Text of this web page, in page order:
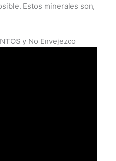
Estos minerales son,
y No Envejezco